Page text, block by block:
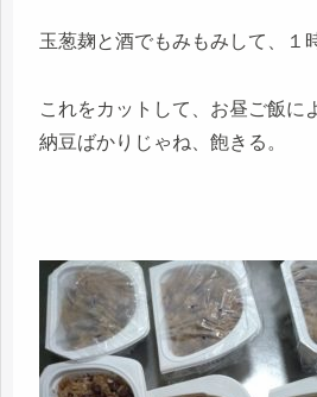
玉葱麹と酒でもみもみして、１
これをカットして、お昼ご飯に
納豆ばかりじゃね、飽きる。